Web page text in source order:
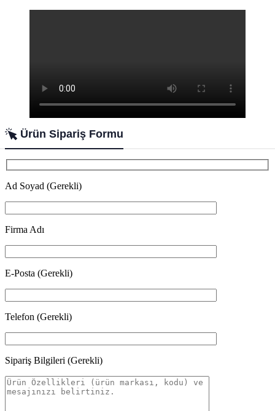
Ürün Sipariş Formu
Ad Soyad (Gerekli)
Firma Adı
E-Posta (Gerekli)
Telefon (Gerekli)
Sipariş Bilgileri (Gerekli)